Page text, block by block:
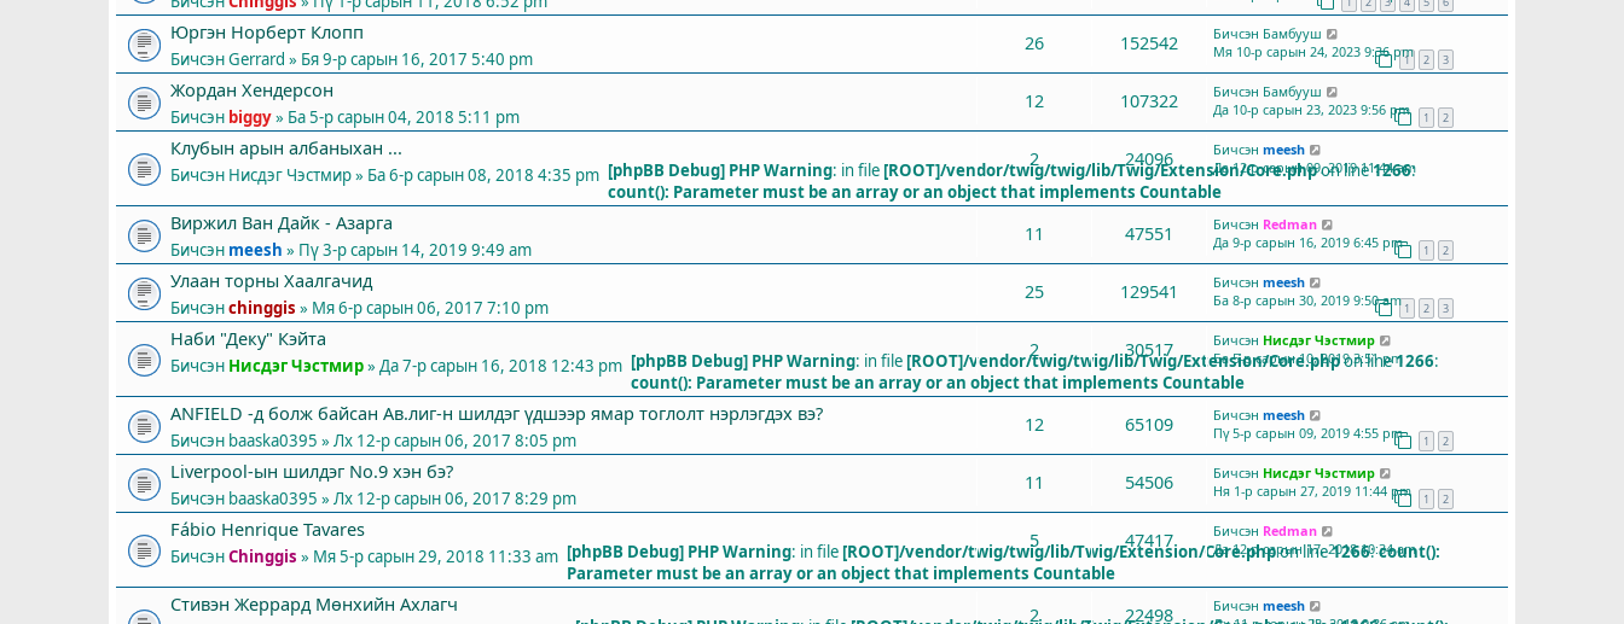
Юргэн Норберт Клопп
БичсэнGerrard » Бя 9-р сарын 16, 2017 5:40 pm 1 2 3
26 152542 Бичсэн Бамбууш
Мя 10-р сарын 24, 2023 9:36 pm
Жордан Хендерсон
Бичсэн biggy» Ба 5-р сарын 04, 2018 5:11 pm 1 2
12 107322 Бичсэн Бамбууш
Да 10-р сарын 23, 2023 9:56 pm
Клубын арын албаныхан ...
Бичсэн Нисдэг Чэстмир» Ба 6-р сарын 08, 2018 4:35 pm [phpBB Debug] PHP Warning: in file [ROOT]/vendor/twig/twig/lib/Twig/Extension/Core.phpon line1266:
count(): Parameter must be an array or an object that implements Countable
2 24096 Бичсэн meesh
Да 12-р сарын 09, 2019 11:44 am
Виржил Ван Дайк - Азарга
Бичсэн meesh » Пү 3-р сарын 14, 2019 9:49 am 1 2
11 47551 Бичсэн Redman
Да 9-р сарын 16, 2019 6:45 pm
Улаан торны Хаалгачид
Бичсэнchinggis » Мя 6-р сарын 06, 2017 7:10 pm 1 2 3
25 129541 Бичсэн meesh
Ба 8-р сарын 30, 2019 9:50 am
Наби "Деку" Кэйта
Бичсэн Нисдэг Чэстмир» Да 7-р сарын 16, 2018 12:43 pm [phpBB Debug] PHP Warning: in file [ROOT]/vendor/twig/twig/lib/Twig/Extension/Core.phpon line1266:
count(): Parameter must be an array or an object that implements Countable
2 30517 Бичсэн Нисдэг Чэстмир
Ба 5-р сарын 10, 2019 3:51 pm
ANFIELD -д болж байсан Ав.лиг-н шилдэг үдшээр ямар тоглолт нэрлэгдэх вэ?
Бичсэн baaska0395 » Лх 12-р сарын 06, 2017 8:05 pm 1 2
12 65109 Бичсэн meesh
Пү 5-р сарын 09, 2019 4:55 pm
Liverpool-ын шилдэг No.9 хэн бэ?
Бичсэн baaska0395 » Лх 12-р сарын 06, 2017 8:29 pm 1 2
11 54506 Бичсэн Нисдэг Чэстмир
Ня 1-р сарын 27, 2019 11:44 pm
Fábio Henrique Tavares
БичсэнChinggis » Мя 5-р сарын 29, 2018 11:33 am [phpBB Debug] PHP Warning: in file [ROOT]/vendor/twig/twig/lib/Twig/Extension/Core.phpon line1266:count():
Parameter must be an array or an object that implements Countable
5 47417 Бичсэн Redman
Да 12-р сарын 17, 2018 10:34 am
Стивэн Жеррард Мөнхийн Ахлагч 2 22498 Бичсэн meesh